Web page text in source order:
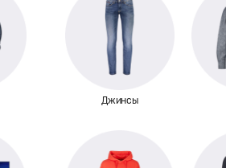
Джинсы